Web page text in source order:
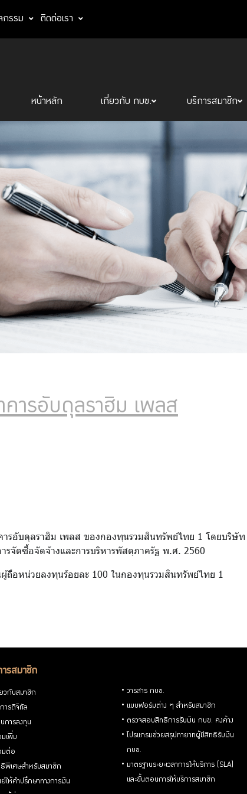
กรรม ติดต่อเรา
หน้าหลัก เกี่ยวกับ กบข. บริการสมาชิก
คารอับดุลราฮิม เพลส
ารอับดุลราฮิม เพลส ของกองทุนรวมสินทรัพย์ไทย 1 โดยบริ
จัดซื้อจัดจ้างและการบริหารพัสดุภาครัฐ พ.ศ. 2560
ถือหน่วยลงทุนร้อยละ 100 ในกองทุนรวมสินทรัพย์ไทย 1
ารสมาชิก
วกับสมาชิก
ารดิจิทัล
การลงทุน
มเพิ่ม
มต่อ
พิเศษสำหรับสมาชิก
ให้คำปรึกษาทางการเงิน
วารสาร กบข.
แบบฟอร์มต่าง ๆ สำหรับสมาชิก
ตรวจสอบสิทธิการรับเงิน กบข. คงค้าง
โปรแกรมช่วยสรุปทายาทผู้มีสิทธิรับเงิน
กบข.
มาตรฐานระยะเวลาการให้บริการ (SLA)
และขั้นตอนการให้บริการสมาชิก